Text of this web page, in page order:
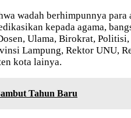
wadah berhimpunnya
kepada agama,
Ulama, Birokrat,
Lampung, Rektor
kota lainya.
Tahun Baru